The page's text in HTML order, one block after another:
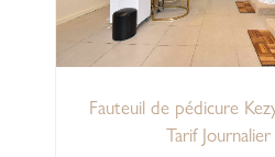
Fauteuil de pédicure
Tarif Journalier